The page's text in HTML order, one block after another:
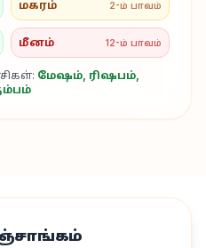
மகரம் 2-ம் பாவம்
மீனம் 12-ம் பாவம்
மேஷம், ரிஷபம்,